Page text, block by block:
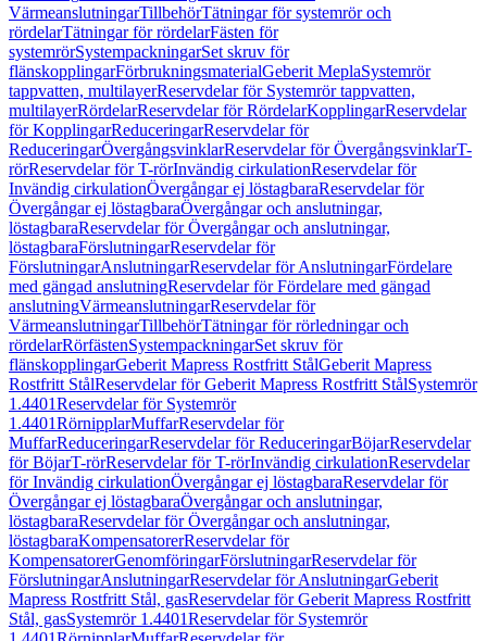
VärmeanslutningarTillbehörTätningar för systemrör och
rördelarTätningar för rördelarFästen för
systemrörSystempackningarSet skruv för
flänskopplingarFörbrukningsmaterialGeberit MeplaSystemrör
tappvatten, multilayerReservdelar för Systemrör tappvatten,
multilayerRördelarReservdelar för RördelarKopplingarReservdelar
för KopplingarReduceringarReservdelar för
ReduceringarÖvergångsvinklarReservdelar för ÖvergångsvinklarT-
rörReservdelar för T-rörInvändig cirkulationReservdelar för
Invändig cirkulationÖvergångar ej löstagbaraReservdelar för
Övergångar ej löstagbaraÖvergångar och anslutningar,
löstagbaraReservdelar för Övergångar och anslutningar,
löstagbaraFörslutningarReservdelar för
FörslutningarAnslutningarReservdelar för AnslutningarFördelare
med gängad anslutningReservdelar för Fördelare med gängad
anslutningVärmeanslutningarReservdelar för
VärmeanslutningarTillbehörTätningar för rörledningar och
rördelarRörfästenSystempackningarSet skruv för
flänskopplingarGeberit Mapress Rostfritt StålGeberit Mapress
Rostfritt StålReservdelar för Geberit Mapress Rostfritt StålSystemrör
1.4401Reservdelar för Systemrör
1.4401RörnipplarMuffarReservdelar för
MuffarReduceringarReservdelar för ReduceringarBöjarReservdelar
för BöjarT-rörReservdelar för T-rörInvändig cirkulationReservdelar
för Invändig cirkulationÖvergångar ej löstagbaraReservdelar för
Övergångar ej löstagbaraÖvergångar och anslutningar,
löstagbaraReservdelar för Övergångar och anslutningar,
löstagbaraKompensatorerReservdelar för
KompensatorerGenomföringarFörslutningarReservdelar för
FörslutningarAnslutningarReservdelar för AnslutningarGeberit
Mapress Rostfritt Stål, gasReservdelar för Geberit Mapress Rostfritt
Stål, gasSystemrör 1.4401Reservdelar för Systemrör